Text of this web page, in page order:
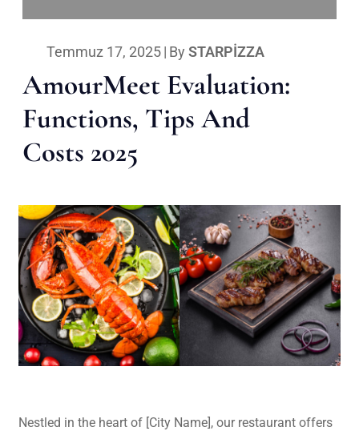
Temmuz 17, 2025| By STARPIZZA
AmourMeet Evaluation:
Functions, Tips And
Costs 2025
Nestled in the heart of [City Name], our restaurant offers